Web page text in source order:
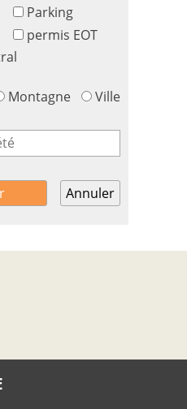
Parking
permis EOT
Montagne Ville
Annuler